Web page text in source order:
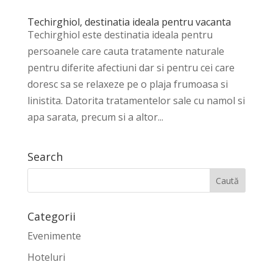
Techirghiol, destinatia ideala pentru vacanta
Techirghiol este destinatia ideala pentru
persoanele care cauta tratamente naturale
pentru diferite afectiuni dar si pentru cei care
doresc sa se relaxeze pe o plaja frumoasa si
linistita. Datorita tratamentelor sale cu namol si
apa sarata, precum si a altor...
Search
Categorii
Evenimente
Hoteluri